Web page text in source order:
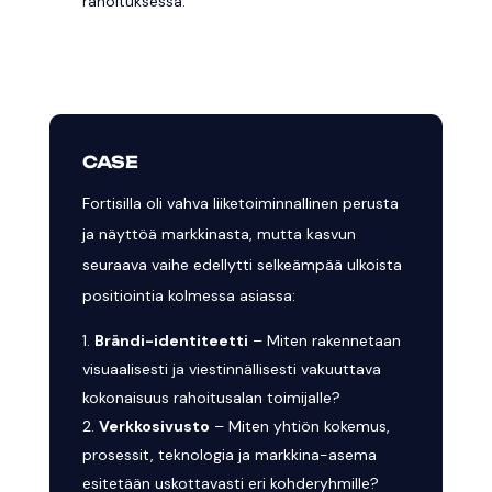
CASE
Fortisilla oli vahva liiketoiminnallinen perusta
ja näyttöä markkinasta, mutta kasvun
seuraava vaihe edellytti selkeämpää ulkoista
positiointia kolmessa asiassa:
Brändi-identiteetti – Miten rakennetaan
visuaalisesti ja viestinnällisesti vakuuttava
kokonaisuus rahoitusalan toimijalle?
Verkkosivusto – Miten yhtiön kokemus,
prosessit, teknologia ja markkina-asema
esitetään uskottavasti eri kohderyhmille?